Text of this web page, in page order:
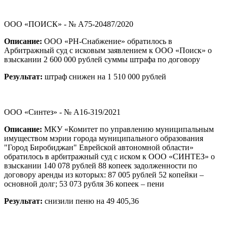
ООО «ПОИСК» - № А75-20487/2020
Описание: ООО «РН-Снабжение» обратилось в
Арбитражный суд с исковым заявлением к ООО «Поиск» о
взыскании 2 600 000 рублей суммы штрафа по договору
Результат: штраф снижен на 1 510 000 рублей
ООО «Синтез» - № А16-319/2021
Описание: МКУ «Комитет по управлению муниципальным
имуществом мэрии города муниципального образования
"Город Биробиджан" Еврейской автономной области»
обратилось в арбитражный суд с иском к ООО «СИНТЕЗ» о
взыскании 140 078 рублей 88 копеек задолженности по
договору аренды из которых: 87 005 рублей 52 копейки –
основной долг; 53 073 рубля 36 копеек – пени
Результат: снизили пеню на 49 405,36